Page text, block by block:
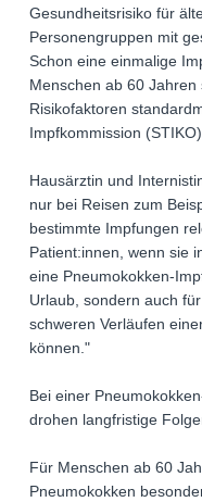
Gesundheitsrisiko für
Personengruppen mit
Schon eine einmalige
Menschen ab 60
Risikofaktoren
Impfkommission
Hausärztin und
nur bei Reisen zum
bestimmte Impfungen
Patient:innen, wenn sie
eine Pneumokokken-
Urlaub, sondern auch
schweren Verläufen
können."
Bei einer
drohen langfristige
Für Menschen ab 60
Pneumokokken